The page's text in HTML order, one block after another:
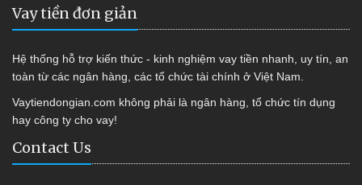
Vay tiền đơn giản
Hệ thống hỗ trợ kiến thức - kinh nghiệm vay tiền nhanh, uy tín, an
toàn từ các ngân hàng, các tổ chức tài chính ở Việt Nam.
Vaytiendongian.com không phải là ngân hàng, tổ chức tín dụng
hay công ty cho vay!
Contact Us